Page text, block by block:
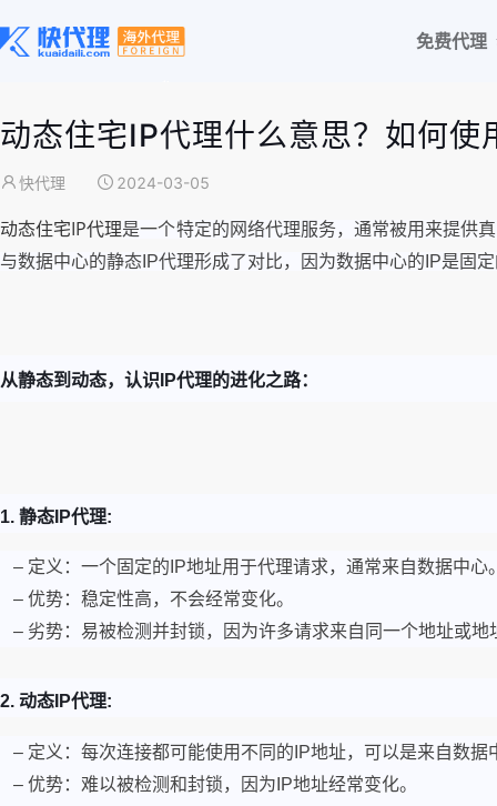
免费代理
动态住宅IP代理什么意思？如何使
快代理 2024-03-05
动态住宅IP代理是一个特定的网络代理服务，通常被用来提供
与数据中心的静态IP代理形成了对比，因为数据中心的IP是固
从静态到动态，认识IP代理的进化之路：
1. 静态IP代理:
– 定义：一个固定的IP地址用于代理请求，通常来自数据中心
– 优势：稳定性高，不会经常变化。
– 劣势：易被检测并封锁，因为许多请求来自同一个地址或地
2. 动态IP代理:
– 定义：每次连接都可能使用不同的IP地址，可以是来自数据
– 优势：难以被检测和封锁，因为IP地址经常变化。